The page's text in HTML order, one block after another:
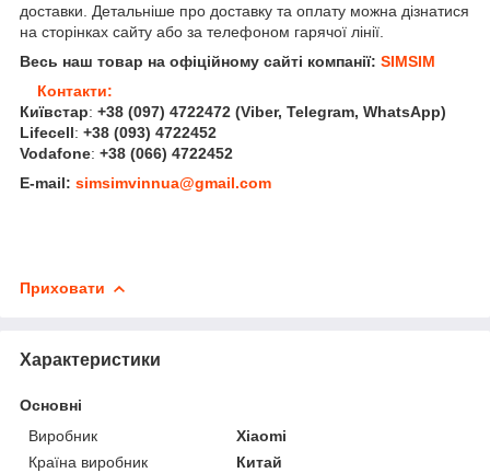
доставки. Детальніше про доставку та оплату можна дізнатися
на сторінках сайту або за телефоном гарячої лінії.
Весь наш товар на офіційному сайті компанії: SIMSIM
Контакти:
Київстар: +38 (097) 4722472 (Viber, Telegram, WhatsApp)
Lifecell: +38 (093) 4722452
Vodafone: +38 (066) 4722452
E-mail: simsimvinnua@gmail.com
Приховати
Характеристики
Основні
Виробник
Xiaomi
Країна виробник
Китай